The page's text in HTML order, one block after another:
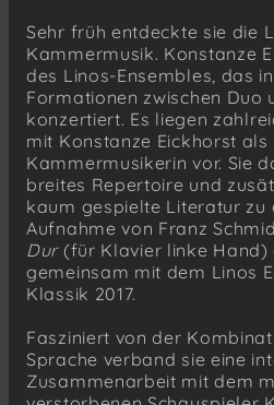
Sehr früh entdeckte sie die
Kammermusik. Konstanze
des Linos-Ensembles, das
Formationen zwischen Duo
konzertiert. Es liegen
mit Konstanze Eickhorst als
Kammermusikerin vor. Sie
breites Repertoire und
kaum gespielte Literatur zu
Aufnahme von Franz
Dur(für Klavier linke Hand)
gemeinsam mit dem Linos
Klassik 2017.
Fasziniert von der
Sprache verband sie eine
Zusammenarbeit mit dem